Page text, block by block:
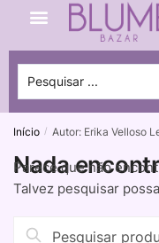
Início / Autor: Erika Velloso
Nada
Parece que não
Talvez pesquisar